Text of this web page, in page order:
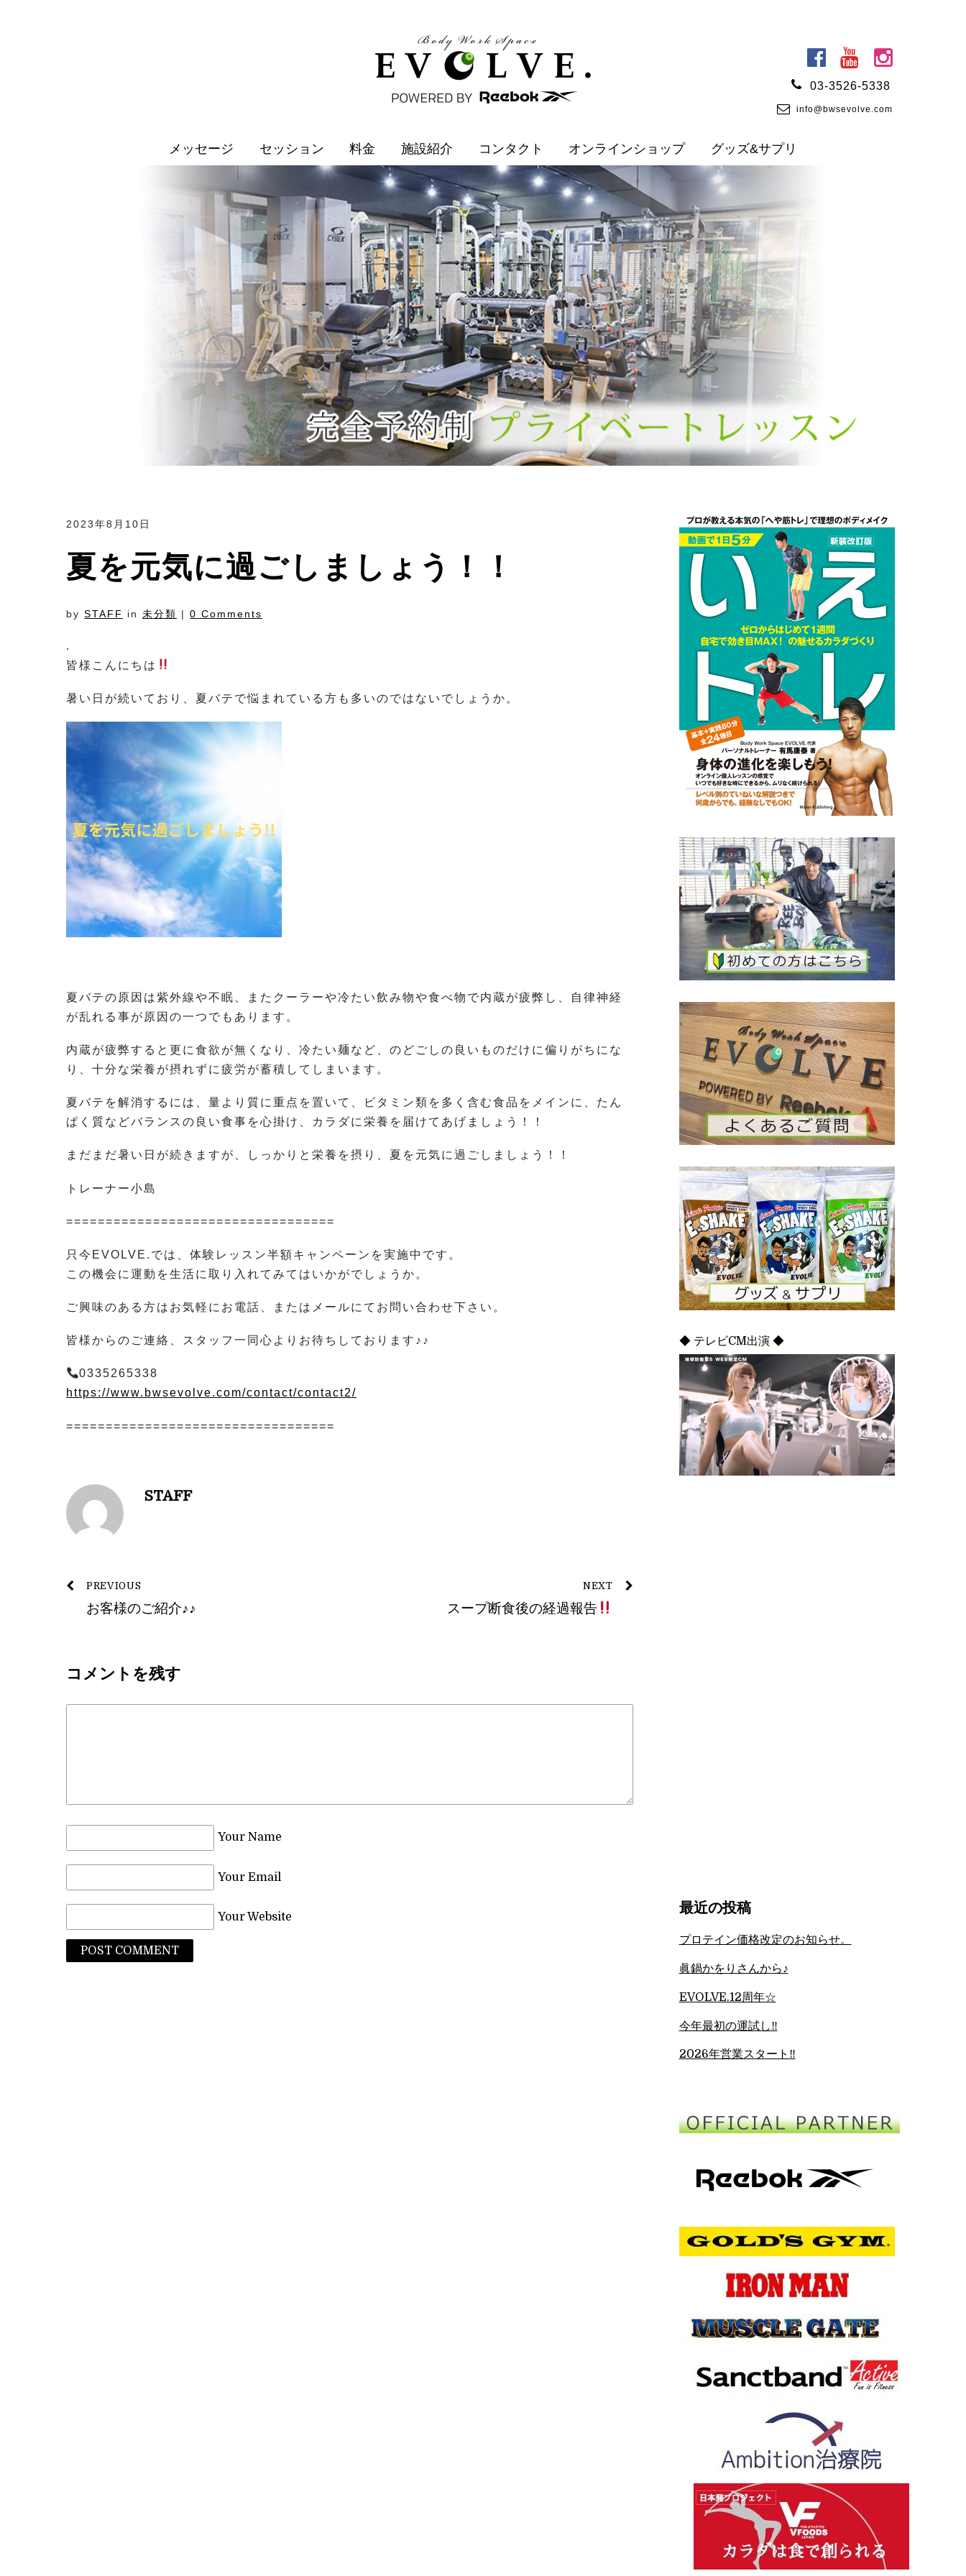
03-3526-5338
info@bwsevolve.com
メッセージ セッション 料金 施設紹介 コンタクト オンラインショップ グッズ&サプリ
2023年8月10日
夏を元気に過ごしましょう！！
by STAFF in 未分類 | 0 Comments
.
皆様こんにちは
暑い日が続いており、夏バテで悩まれている方も多いのではないでしょうか。
夏バテの原因は紫外線や不眠、またクーラーや冷たい飲み物や食べ物で内蔵が疲弊し、自律神経
が乱れる事が原因の一つでもあります。
内蔵が疲弊すると更に食欲が無くなり、冷たい麺など、のどごしの良いものだけに偏りがちにな
り、十分な栄養が摂れずに疲労が蓄積してしまいます。
夏バテを解消するには、量より質に重点を置いて、ビタミン類を多く含む食品をメインに、たん
ぱく質などバランスの良い食事を心掛け、カラダに栄養を届けてあげましょう！！
まだまだ暑い日が続きますが、しっかりと栄養を摂り、夏を元気に過ごしましょう！！
トレーナー小島
==================================
只今EVOLVE.では、体験レッスン半額キャンペーンを実施中です。
この機会に運動を生活に取り入れてみてはいかがでしょうか。
ご興味のある方はお気軽にお電話、またはメールにてお問い合わせ下さい。
皆様からのご連絡、スタッフ一同心よりお待ちしております♪♪
0335265338
https://www.bwsevolve.com/contact/contact2/
==================================
STAFF
PREVIOUS
お客様のご紹介♪♪
NEXT
スープ断食後の経過報告
コメントを残す
Your Name
Your Email
Your Website
◆ テレビCM出演 ◆
最近の投稿
プロテイン価格改定のお知らせ。
眞鍋かをりさんから♪
EVOLVE.12周年☆
今年最初の運試し‼︎
2026年営業スタート‼︎